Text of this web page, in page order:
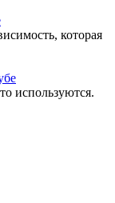
которая
используются.